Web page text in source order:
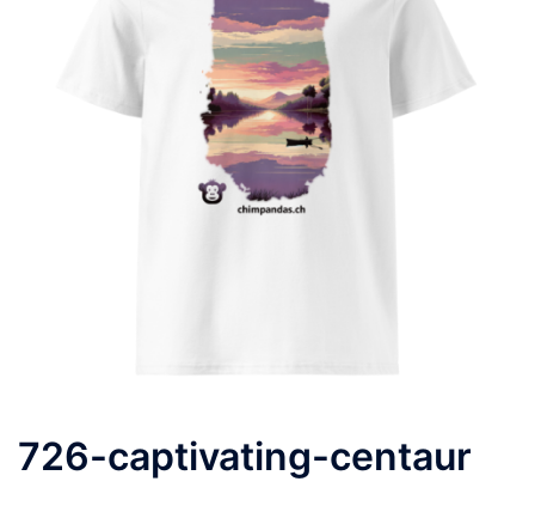
726-captivating-centaur